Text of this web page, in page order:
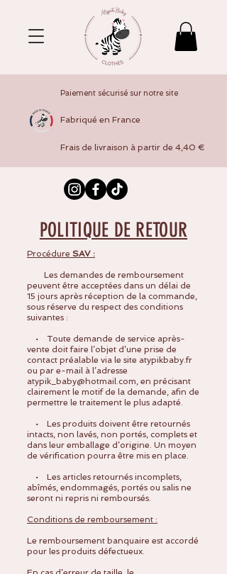
Paiement sécurisé sur notre site
Fabriqué en France
Frais de livraison à partir de 4,40 €
POLITIQUE DE RETOUR
Procédure SAV :
Les demandes de remboursement
peuvent être acceptées dans un délai de
15 jours après réception de la commande,
sous réserve du respect des conditions
suivantes :
• Toute demande de service après-
vente doit faire l’objet d’une prise de
contact préalable via le site atypikbaby.fr
ou par e-mail à l’adresse
atypik_baby@hotmail.com , en précisant
clairement le motif de la demande, afin de
permettre le traitement le plus adapté.
• Les produits doivent être retournés
intacts, non lavés, non portés, complets et
dans leur emballage d’origine. Un moyen
de vérification pourra être mis en place.
• Les articles retournés incomplets,
abîmés, endommagés, portés ou salis ne
seront ni repris ni remboursés.
Conditions de remboursement :
Le remboursement banquaire est accordé
pour les produits défectueux.